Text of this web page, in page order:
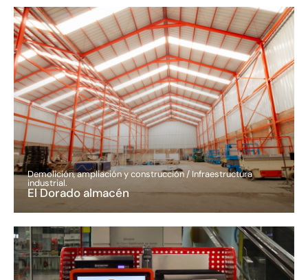
Demolición, ampliación y construcción / Infraestructura
industrial.
El Dorado almacén